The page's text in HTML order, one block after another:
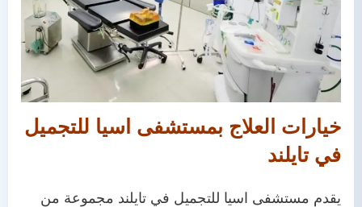
خيارات العلاج بمستشفى اسيا للتجميل
في تايلند
يقدم مستشفى اسيا للتجميل في تايلند مجموعة من